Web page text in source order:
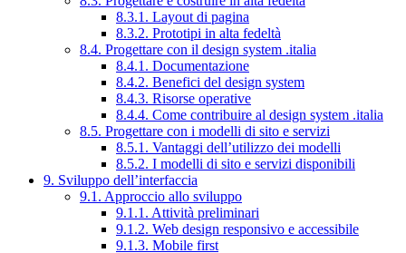
8.3.1. Layout di pagina
8.3.2. Prototipi in alta fedeltà
8.4. Progettare con il design system .italia
8.4.1. Documentazione
8.4.2. Benefici del design system
8.4.3. Risorse operative
8.4.4. Come contribuire al design system .italia
8.5. Progettare con i modelli di sito e servizi
8.5.1. Vantaggi dell’utilizzo dei modelli
8.5.2. I modelli di sito e servizi disponibili
9. Sviluppo dell’interfaccia
9.1. Approccio allo sviluppo
9.1.1. Attività preliminari
9.1.2. Web design responsivo e accessibile
9.1.3. Mobile first